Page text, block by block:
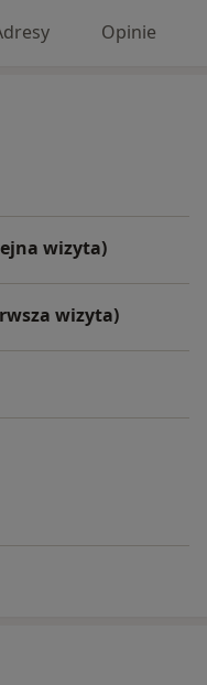
Opinie
wizyta)
wizyta)